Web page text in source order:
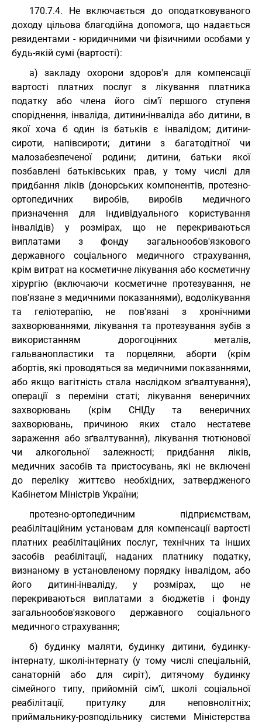
170.7.4. Не включається до оподатковуваного
доходу цільова благодійна допомога, що надається
резидентами - юридичними чи фізичними особами у
будь-якій сумі (вартості):
а) закладу охорони здоров'я для компенсації
вартості платних послуг з лікування платника
податку або члена його сім'ї першого ступеня
споріднення, інваліда, дитини-інваліда або дитини, в
якої хоча б один із батьків є інвалідом; дитини-
сироти, напівсироти; дитини з багатодітної чи
малозабезпеченої родини; дитини, батьки якої
позбавлені батьківських прав, у тому числі для
придбання ліків (донорських компонентів, протезно-
ортопедичних виробів, виробів медичного
призначення для індивідуального користування
інвалідів) у розмірах, що не перекриваються
виплатами з фонду загальнообов'язкового
державного соціального медичного страхування,
крім витрат на косметичне лікування або косметичну
хірургію (включаючи косметичне протезування, не
пов'язане з медичними показаннями), водолікування
та геліотерапію, не пов'язані з хронічними
захворюваннями, лікування та протезування зубів з
використанням дорогоцінних металів,
гальванопластики та порцеляни, аборти (крім
абортів, які проводяться за медичними показаннями,
або якщо вагітність стала наслідком зґвалтування),
операції з переміни статі; лікування венеричних
захворювань (крім СНІДу та венеричних
захворювань, причиною яких стало нестатеве
зараження або зґвалтування), лікування тютюнової
чи алкогольної залежності; придбання ліків,
медичних засобів та пристосувань, які не включені
до переліку життєво необхідних, затвердженого
Кабінетом Міністрів України;
протезно-ортопедичним підприємствам,
реабілітаційним установам для компенсації вартості
платних реабілітаційних послуг, технічних та інших
засобів реабілітації, наданих платнику податку,
визнаному в установленому порядку інвалідом, або
його дитині-інваліду, у розмірах, що не
перекриваються виплатами з бюджетів і фонду
загальнообов'язкового державного соціального
медичного страхування;
б) будинку маляти, будинку дитини, будинку-
інтернату, школі-інтернату (у тому числі спеціальній,
санаторній або для сиріт), дитячому будинку
сімейного типу, прийомній сім'ї, школі соціальної
реабілітації, притулку для неповнолітніх;
приймальнику-розподільнику системи Міністерства